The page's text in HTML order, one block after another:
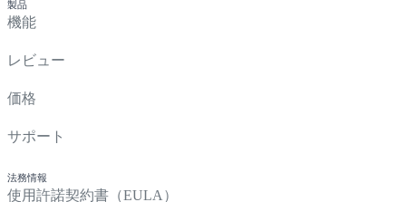
製品
機能
レビュー
価格
サポート
法務情報
使用許諾契約書（EULA）